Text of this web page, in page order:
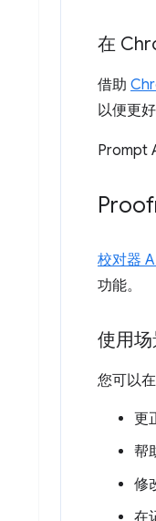
在
借助
以便更
Prompt
校对器
功能。
使用
您可以
更
帮
修
在